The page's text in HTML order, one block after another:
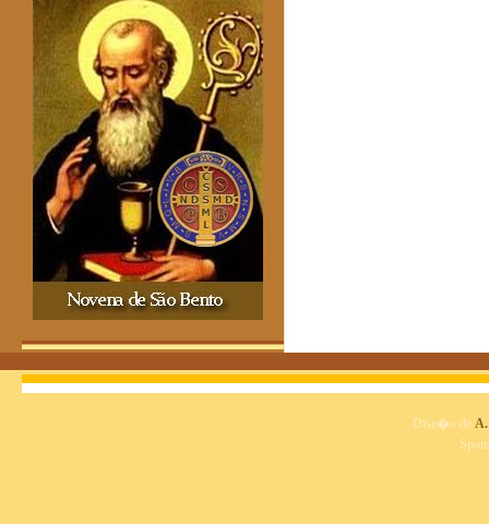
Dise�o de